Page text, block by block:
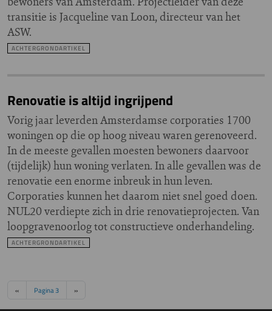
transitie is Jacqueline van Loon, directeur van het
ASW.
ACHTERGRONDARTIKEL
Renovatie is altijd ingrijpend
Vorig jaar leverden Amsterdamse corporaties 1700
woningen op die op hoog niveau waren gerenoveerd.
In de meeste gevallen moesten bewoners daarvoor
(tijdelijk) hun woning verlaten. In alle gevallen was de
renovatie een enorme inbreuk in hun leven.
Corporaties kunnen het daarom niet snel goed doen.
NUL20 verdiepte zich in drie renovatieprojecten. Van
loopgravenoorlog tot constructieve onderhandeling.
ACHTERGRONDARTIKEL
Paginering
Vorige pagina
‹‹ Pagina 3 Volgende pagina
››